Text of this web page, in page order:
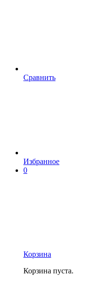
Сравнить
Избранное
0
Корзина
Корзина пуста.